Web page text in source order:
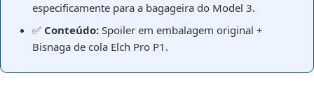
especificamente para a bagageira do Model 3.
✅ Conteúdo: Spoiler em embalagem original +
Bisnaga de cola Elch Pro P1.